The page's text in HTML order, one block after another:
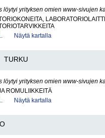
löytyi yrityksen omien www-sivujen
Näytä kartalla
TURKU
löytyi yrityksen omien www-sivujen
ROMULIIKKEITÄ
Näytä kartalla